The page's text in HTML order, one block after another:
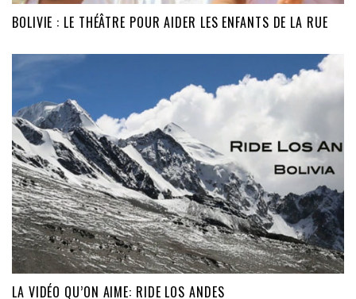
BOLIVIE : LE THÉÂTRE POUR AIDER LES ENFANTS DE LA RUE
LA VIDÉO QU’ON AIME: RIDE LOS ANDES